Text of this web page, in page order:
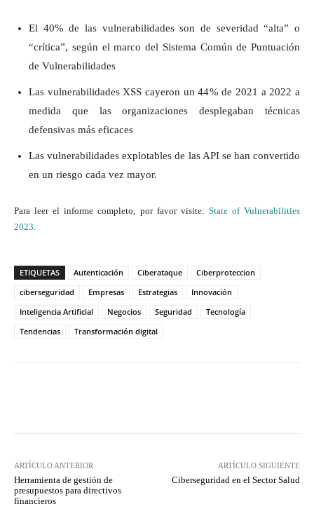
El 40% de las vulnerabilidades son de severidad “alta” o
“crítica”, según el marco del Sistema Común de Puntuación
de Vulnerabilidades
Las vulnerabilidades XSS cayeron un 44% de 2021 a 2022 a
medida que las organizaciones desplegaban técnicas
defensivas más eficaces
Las vulnerabilidades explotables de las API se han convertido
en un riesgo cada vez mayor.
Para leer el informe completo, por favor visite: State of Vulnerabilities
2023
ETIQUETAS Autenticación Ciberataque
Ciberproteccion
ciberseguridad
Empresas Estrategias
Innovación
Inteligencia Artificial
Negocios Seguridad
Tecnología
Tendencias
Transformación digital
ARTÍCULO ANTERIOR
Herramienta de gestión de
presupuestos para directivos
financieros
ARTÍCULO SIGUIENTE
Ciberseguridad en el Sector Salud